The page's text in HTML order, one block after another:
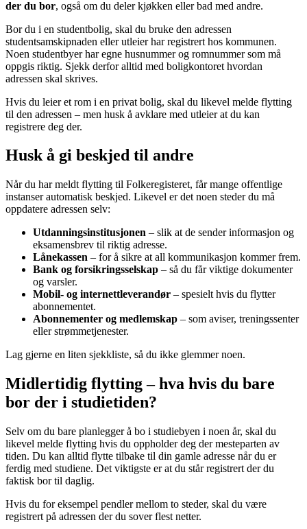
der du bor, også om du deler kjøkken eller bad med andre.
Bor du i en studentbolig, skal du bruke den adressen
studentsamskipnaden eller utleier har registrert hos kommunen.
Noen studentbyer har egne husnummer og romnummer som må
oppgis riktig. Sjekk derfor alltid med boligkontoret hvordan
adressen skal skrives.
Hvis du leier et rom i en privat bolig, skal du likevel melde flytting
til den adressen – men husk å avklare med utleier at du kan
registrere deg der.
Husk å gi beskjed til andre
Når du har meldt flytting til Folkeregisteret, får mange offentlige
instanser automatisk beskjed. Likevel er det noen steder du må
oppdatere adressen selv:
Utdanningsinstitusjonen – slik at de sender informasjon og
eksamensbrev til riktig adresse.
Lånekassen – for å sikre at all kommunikasjon kommer frem.
Bank og forsikringsselskap – så du får viktige dokumenter
og varsler.
Mobil- og internettleverandør – spesielt hvis du flytter
abonnementet.
Abonnementer og medlemskap – som aviser, treningssenter
eller strømmetjenester.
Lag gjerne en liten sjekkliste, så du ikke glemmer noen.
Midlertidig flytting – hva hvis du bare
bor der i studietiden?
Selv om du bare planlegger å bo i studiebyen i noen år, skal du
likevel melde flytting hvis du oppholder deg der mesteparten av
tiden. Du kan alltid flytte tilbake til din gamle adresse når du er
ferdig med studiene. Det viktigste er at du står registrert der du
faktisk bor til daglig.
Hvis du for eksempel pendler mellom to steder, skal du være
registrert på adressen der du sover flest netter.